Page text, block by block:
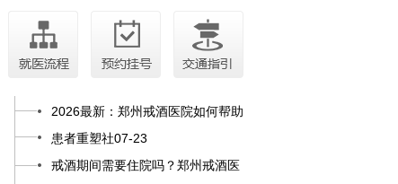
2026最新：郑州戒酒医院如何帮助
患者重塑社07-23
戒酒期间需要住院吗？郑州戒酒医